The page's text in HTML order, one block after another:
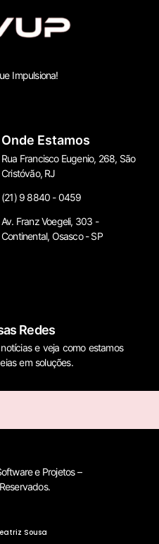
Impulsiona!
Onde Estamos
Rua Francisco Eugenio, 268, São
Cristóvão, RJ
(21) 9 8840 - 0459
Av. Franz Voegeli, 303 -
Continental, Osasco - SP
Redes
e veja como estamos
em soluções.
e Projetos –
Sousa